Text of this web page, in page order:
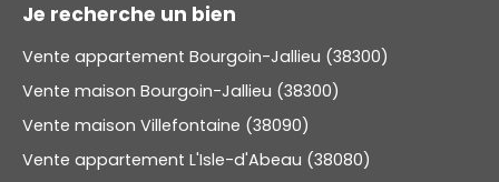
Je recherche un bien
Vente appartement Bourgoin-Jallieu (38300)
Vente maison Bourgoin-Jallieu (38300)
Vente maison Villefontaine (38090)
Vente appartement L'Isle-d'Abeau (38080)